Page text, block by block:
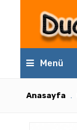
Menü
Anasayfa